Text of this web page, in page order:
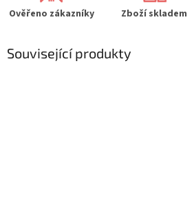
Ověřeno zákazníky Zboží skladem
Související produkty